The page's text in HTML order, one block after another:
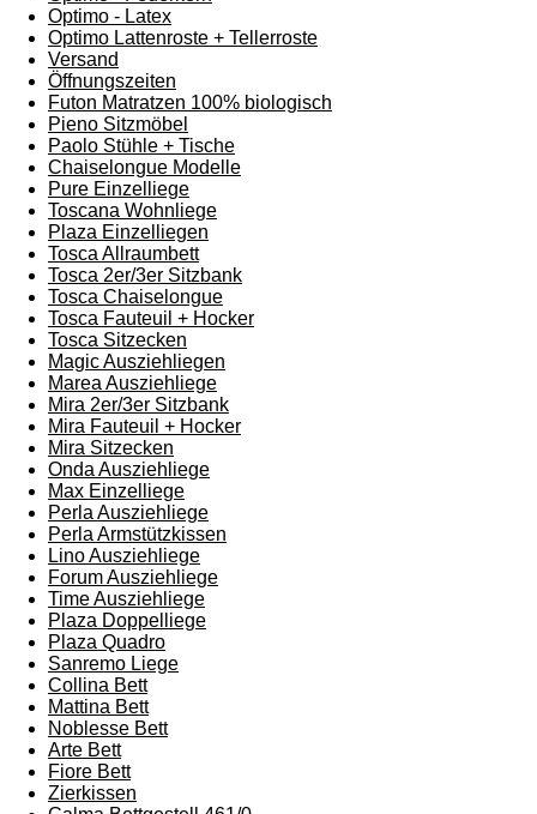
Optimo - Latex
Optimo Lattenroste + Tellerroste
Versand
Öffnungszeiten
Futon Matratzen 100% biologisch
Pieno Sitzmöbel
Paolo Stühle + Tische
Chaiselongue Modelle
Pure Einzelliege
Toscana Wohnliege
Plaza Einzelliegen
Tosca Allraumbett
Tosca 2er/3er Sitzbank
Tosca Chaiselongue
Tosca Fauteuil + Hocker
Tosca Sitzecken
Magic Ausziehliegen
Marea Ausziehliege
Mira 2er/3er Sitzbank
Mira Fauteuil + Hocker
Mira Sitzecken
Onda Ausziehliege
Max Einzelliege
Perla Ausziehliege
Perla Armstützkissen
Lino Ausziehliege
Forum Ausziehliege
Time Ausziehliege
Plaza Doppelliege
Plaza Quadro
Sanremo Liege
Collina Bett
Mattina Bett
Noblesse Bett
Arte Bett
Fiore Bett
Zierkissen